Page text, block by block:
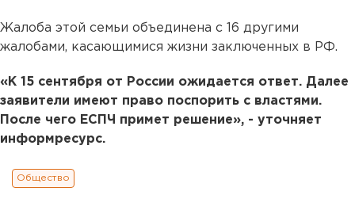
Жалоба этой семьи объединена с 16 другими
жалобами, касающимися жизни заключенных в РФ.
«К 15 сентября от России ожидается ответ. Далее
заявители имеют право поспорить с властями.
После чего ЕСПЧ примет решение», - уточняет
информресурс.
Общество